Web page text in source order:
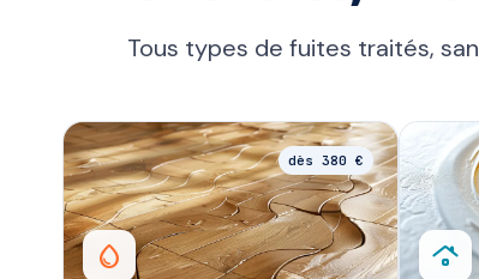
Tous types de fuites traités,
water_drop
dès 380 €
roofing